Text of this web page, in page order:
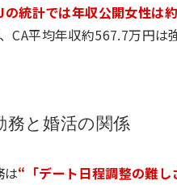
の統計では年収公開女性は
CA平均年収約567.7万円は
務と婚活の関係
は“「デート日程調整の難し